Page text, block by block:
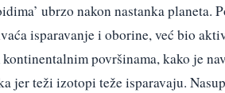
ubrzo nakon nastanka planeta.
isparavanje i oborine, već bio
površinama, kako je
jer teži izotopi teže isparavaju.